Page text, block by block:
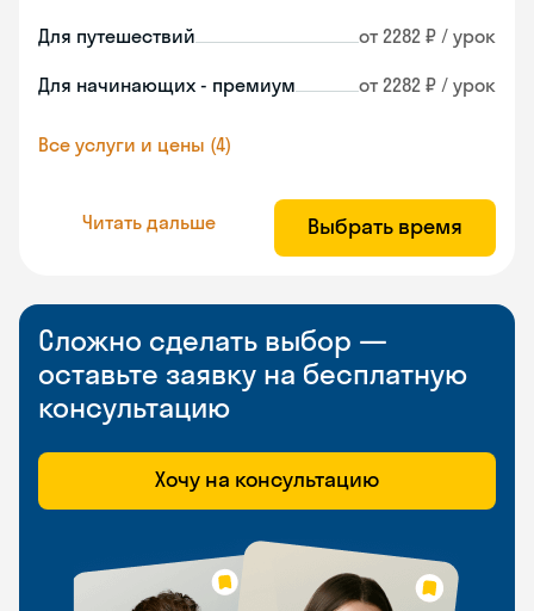
Для путешествий от 2282 ₽ / урок
Для начинающих - премиум от 2282 ₽ / урок
Все услуги и цены (4)
Читать дальше Выбрать время
Сложно сделать выбор —
оставьте заявку на бесплатную
консультацию
Хочу на консультацию